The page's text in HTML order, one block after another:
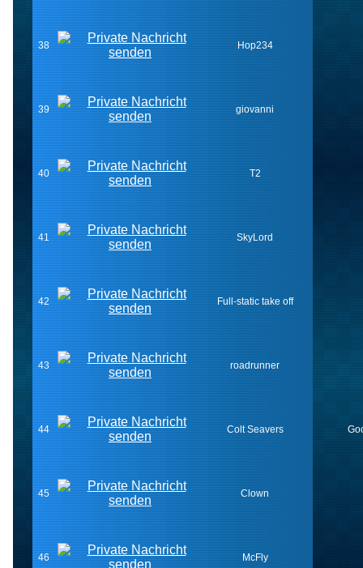
38 Hop234
39 giovanni
40 T2
41 SkyLord
42 Full-static take off
43 roadrunner
44 Colt Seavers
45 Clown
46 McFly